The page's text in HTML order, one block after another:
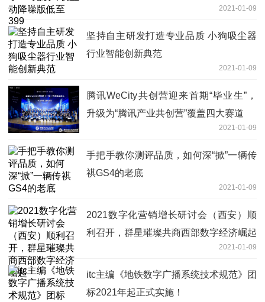
2021-01-09
坚持自主研发打造专业品质 小狗吸尘器
行业智能创新典范
2021-01-09
腾讯WeCity共创营迎来首期“毕业生”，
升级为“腾讯产业共创营”覆盖四大赛道
2021-01-09
手把手教你测评品质，如何深“掀”一辆传
祺GS4的老底
2021-01-09
2021数字化营销增长研讨会（西安）顺
利召开，群星璀璨共商西部数字经济崛起
2021-01-09
itc主编《地铁数字广播系统技术规范》团
标2021年起正式实施！